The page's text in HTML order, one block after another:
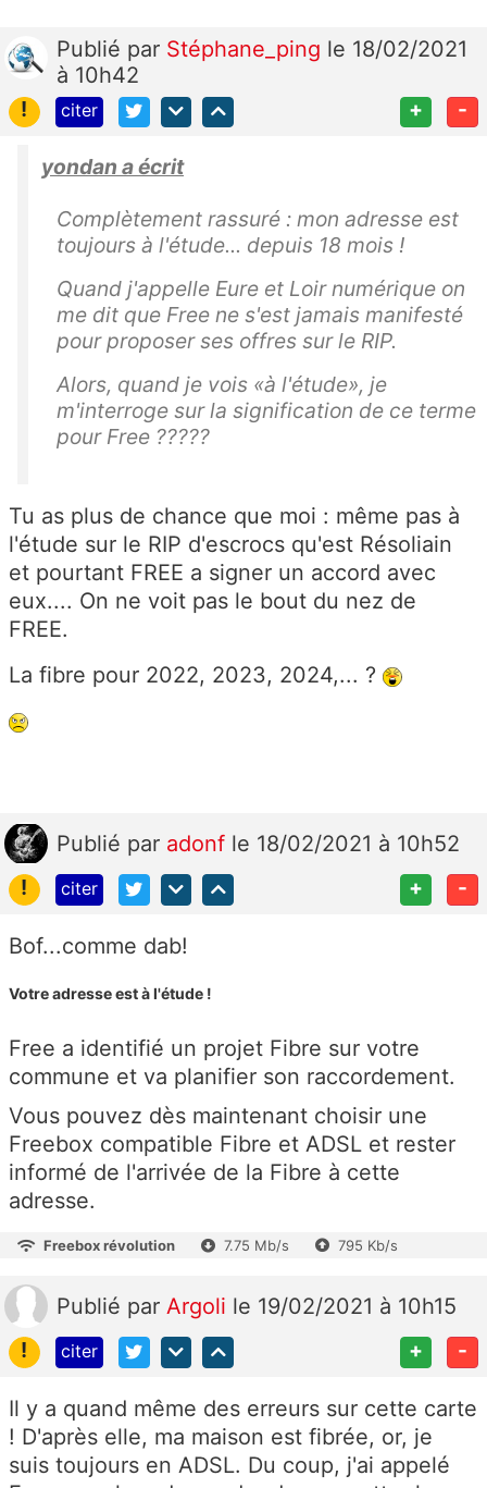
Publié par Stéphane_ping le 18/02/2021
à 10h42
!
citer + -
yondan a écrit
Complètement rassuré : mon adresse est
toujours à l'étude... depuis 18 mois !
Quand j'appelle Eure et Loir numérique on
me dit que Free ne s'est jamais manifesté
pour proposer ses offres sur le RIP.
Alors, quand je vois «à l'étude», je
m'interroge sur la signification de ce terme
pour Free ?????
Tu as plus de chance que moi : même pas à
l'étude sur le RIP d'escrocs qu'est Résoliain
et pourtant FREE a signer un accord avec
eux.... On ne voit pas le bout du nez de
FREE.
La fibre pour 2022, 2023, 2024,... ?
Publié par adonf le 18/02/2021 à 10h52
!
citer + -
Bof...comme dab!
Votre adresse est à l'étude !
Free a identifié un projet Fibre sur votre
commune et va planifier son raccordement.
Vous pouvez dès maintenant choisir une
Freebox compatible Fibre et ADSL et rester
informé de l'arrivée de la Fibre à cette
adresse.
Freebox révolution 7.75 Mb/s 795 Kb/s
Publié par Argoli le 19/02/2021 à 10h15
!
citer + -
Il y a quand même des erreurs sur cette carte
! D'après elle, ma maison est fibrée, or, je
suis toujours en ADSL. Du coup, j'ai appelé